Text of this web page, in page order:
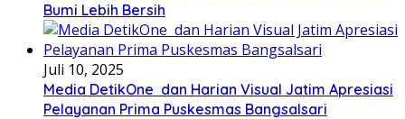
Bumi Lebih Bersih
Juli 10, 2025
Media DetikOne dan Harian Visual Jatim Apresiasi
Pelayanan Prima Puskesmas Bangsalsari